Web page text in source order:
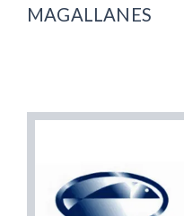
MAGALLANES